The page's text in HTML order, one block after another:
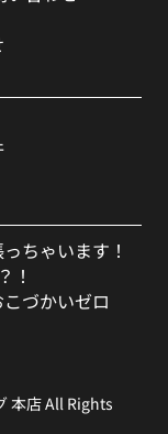
ちゃいます！
！
づかいゼロ
本店 All Rights